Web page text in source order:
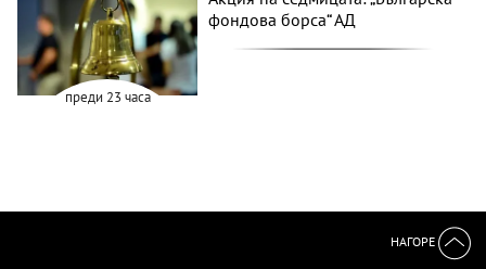
преди 23 часа
фондова борса“ АД
НАГОРЕ